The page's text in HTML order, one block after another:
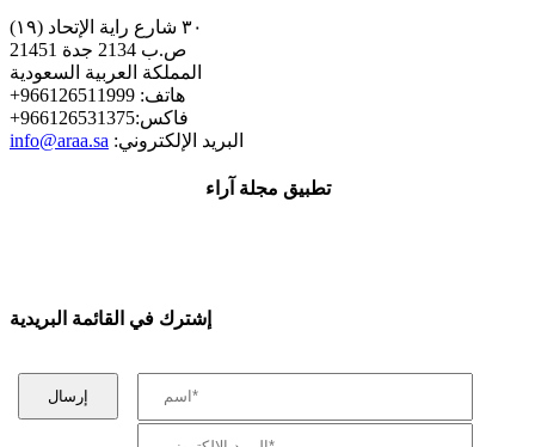
٣٠ شارع راية الإتحاد (١٩)
ص.ب 2134 جدة 21451
المملكة العربية السعودية
+هاتف: 966126511999
+فاكس:966126531375
info@araa.sa :البريد الإلكتروني
تطبيق مجلة آراء
إشترك في القائمة البريدية